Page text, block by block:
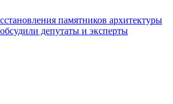
памятников архитектуры
депутаты и эксперты